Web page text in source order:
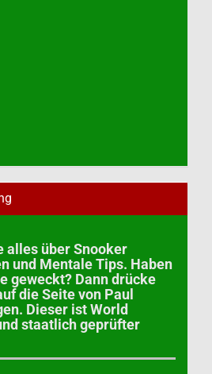
alles über Snooker
und Mentale Tips. Haben
geweckt? Dann drücke
die Seite von Paul
Dieser ist World
staatlich geprüfter